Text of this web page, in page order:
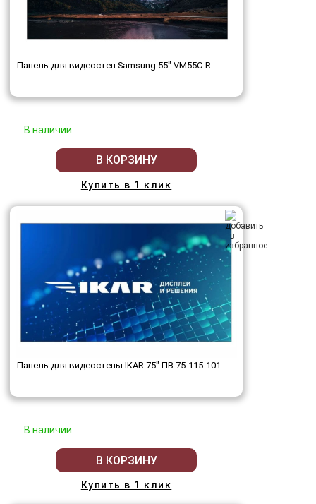
Панель для видеостен Samsung 55" VM55C-R
В наличии
В КОРЗИНУ
Купить в 1 клик
Панель для видеостены IKAR 75" ПВ 75-115-101
В наличии
В КОРЗИНУ
Купить в 1 клик